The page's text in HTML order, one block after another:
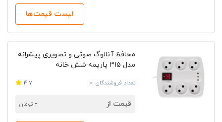
لیست قیمت‌ها
محافظ آنالوگ صوتی و تصویری پیشرانه
مدل 315 پاریمه شش خانه
تعداد فروشندگان :0 4.7
قیمت از - تومان